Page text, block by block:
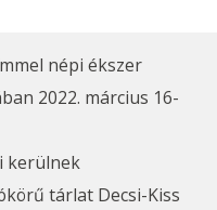
népi ékszer
2022. március 16-
kerülnek
tárlat Decsi-Kiss